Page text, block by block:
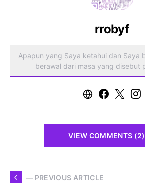
rrobyf
Apapun yang Saya ketahui dan Saya
berawal dari masa yang disebut
VIEW COMMENTS (2)
— PREVIOUS ARTICLE